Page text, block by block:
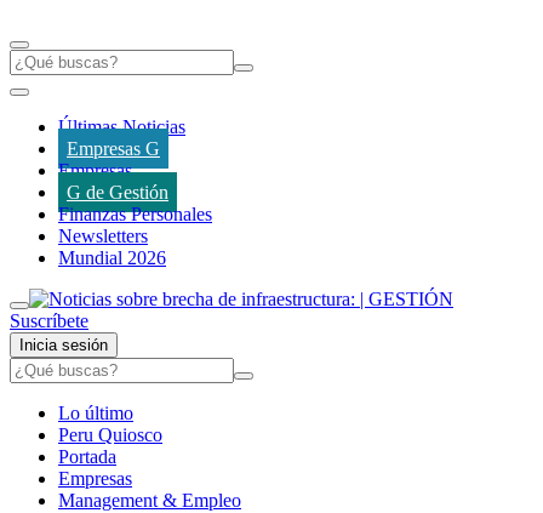
Últimas Noticias
Empresas G
Empresas
G de Gestión
Finanzas Personales
Newsletters
Mundial 2026
Suscríbete
Inicia sesión
Lo último
Peru Quiosco
Portada
Empresas
Management & Empleo